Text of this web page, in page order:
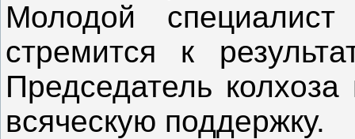
Молодой
стремится к
Председатель
всяческую поддержку.